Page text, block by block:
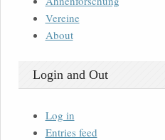
Vereine
About
Login and Out
Log in
Entries feed